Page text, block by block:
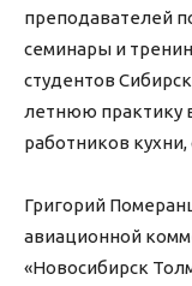
преподавателей
семинары и
студентов
летнюю практику
работников
Григорий
авиационной
«Новосибирск